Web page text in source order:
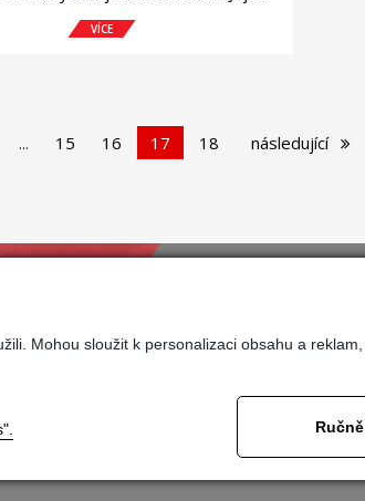
Mohou sloužit k personalizaci obsahu a
si přejeme potkat a zároveň ji
všem, kteří přijedou první červnový
VÍCE
... 15 16 17 18 následující
Nastavit